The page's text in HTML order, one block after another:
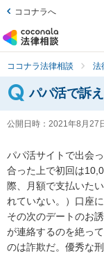
ココナラへ
ココナラ法律相談 法
パパ活で訴
公開日時： 2021年8月27
パパ活サイトで出会
合った上で初回は
際、月額で支払いた
れていない。）口座
その次のデートのお
が連絡するのを絶っ
のは詐欺だ。優秀な